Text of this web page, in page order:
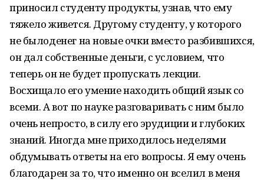
приносил студенту продукты, узнав, что ему
тяжело живется. Другому студенту, у которого
не былоденег на новые очки вместо разбившихся,
он дал собственные деньги, с условием, что
теперь он не будет пропускать лекции.
Восхищало его умение находить общий язык со
всеми. А вот по науке разговаривать с ним было
очень непросто, в силу его эрудиции и глубоких
знаний. Иногда мне приходилось неделями
обдумывать ответы на его вопросы. Я ему очень
благодарен за то, что именно он вселил в меня